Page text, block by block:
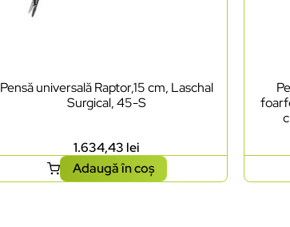
Pensă universală Raptor,15 cm, Laschal
Surgical, 45-S
1.634,43 lei
Adaugă în coș